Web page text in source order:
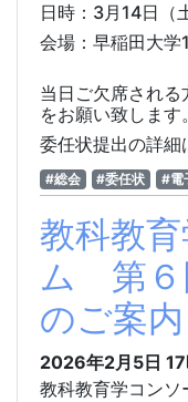
日時： 3月14日（
会場：早稲田大学
当日ご欠席され
をお願い致します。
委任状提出の詳細
#総会 #委任状 #電
教科教
ム 第６
のご案内
2026年2月5日
教科教育学コンソ